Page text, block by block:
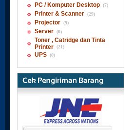
PC / Komputer Desktop (7)
Printer & Scanner (29)
Projector (9)
Server (0)
Toner , Catridge dan Tinta
Printer (21)
UPS (0)